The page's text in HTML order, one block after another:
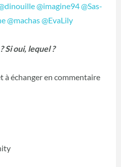
@imagine94@Sas-
@machas@EvaLily
Si oui, lequel ?
à échanger en commentaire